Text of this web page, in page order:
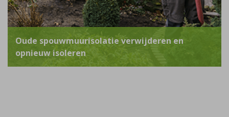
Oude spouwmuurisolatie verwijderen en
opnieuw isoleren